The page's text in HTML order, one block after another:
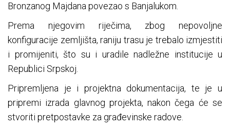
Bronzanog Majdana povezao s Banjalukom.
Prema njegovim riječima, zbog nepovoljne
konfiguracije zemljišta, raniju trasu je trebalo izmjestiti
i promijeniti, što su i uradile nadležne institucije u
Republici Srpskoj.
Pripremljena je i projektna dokumentacija, te je u
pripremi izrada glavnog projekta, nakon čega će se
stvoriti pretpostavke za građevinske radove.